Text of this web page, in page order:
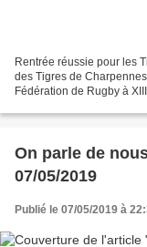
Rentrée réussie pour les
des Tigres de
Fédération de Rugby à
On parle de
07/05/2019
Publié le 07/05/2019 à